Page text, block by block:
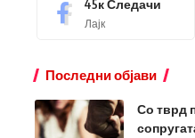
45кСледачи
Лајк
Последни објави
Со тврд